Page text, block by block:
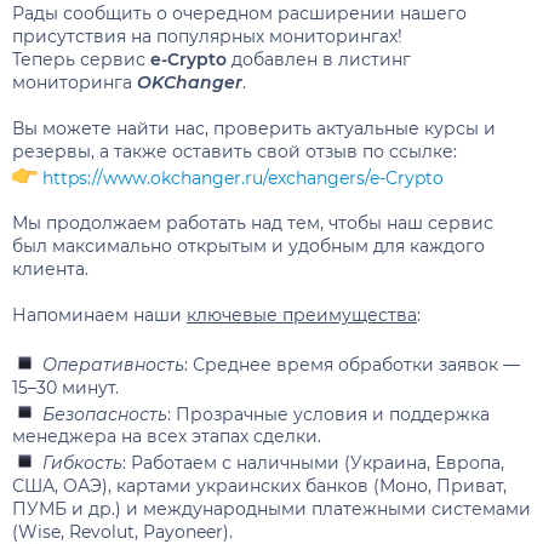
Рады сообщить о очередном расширении нашего
присутствия на популярных мониторингах!
Теперь сервис e-Crypto добавлен в листинг
мониторинга OKChanger.
Вы можете найти нас, проверить актуальные курсы и
резервы, а также оставить свой отзыв по ссылке:
https://www.okchanger.ru/exchangers/e-Crypto
Мы продолжаем работать над тем, чтобы наш сервис
был максимально открытым и удобным для каждого
клиента.
Напоминаем наши ключевые преимущества:
Оперативность: Среднее время обработки заявок —
15–30 минут.
Безопасность: Прозрачные условия и поддержка
менеджера на всех этапах сделки.
Гибкость: Работаем с наличными (Украина, Европа,
США, ОАЭ), картами украинских банков (Моно, Приват,
ПУМБ и др.) и международными платежными системами
(Wise, Revolut, Payoneer).